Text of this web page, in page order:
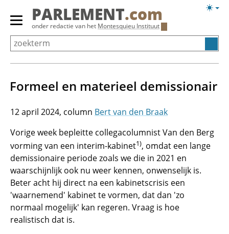
Overslaan
Primair
menu
tonen/verbergen
PARLEMENT.com
onder redactie van het Montesquieu Instituut
Formeel en materieel demissionair
12 april 2024
Bert van den Braak
Vorige week bepleitte collegacolumnist Van den Berg
vorming van een interim-kabinet1), omdat een lange
demissionaire periode zoals we die in 2021 en
waarschijnlijk ook nu weer kennen, onwenselijk is.
Beter acht hij direct na een kabinetscrisis een
'waarnemend' kabinet te vormen, dat dan 'zo
normaal mogelijk' kan regeren. Vraag is hoe
realistisch dat is.